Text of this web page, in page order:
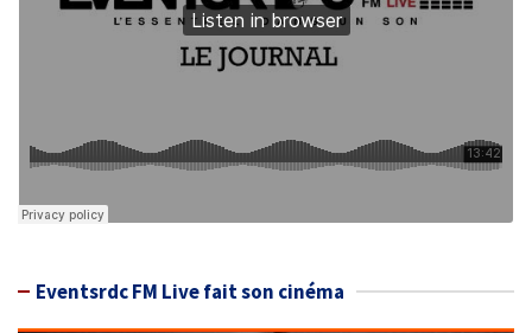
Eventsrdc FM Live fait son cinéma